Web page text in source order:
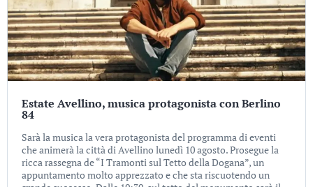
Estate Avellino, musica protagonista con Berlino
84
Sarà la musica la vera protagonista del programma di eventi
che animerà la città di Avellino lunedì 10 agosto. Prosegue la
ricca rassegna de “I Tramonti sul Tetto della Dogana”, un
appuntamento molto apprezzato e che sta riscuotendo un